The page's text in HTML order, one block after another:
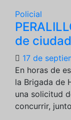
Policial
de
17 de
En horas de
la Brigada de
una solicitud
concurrir,